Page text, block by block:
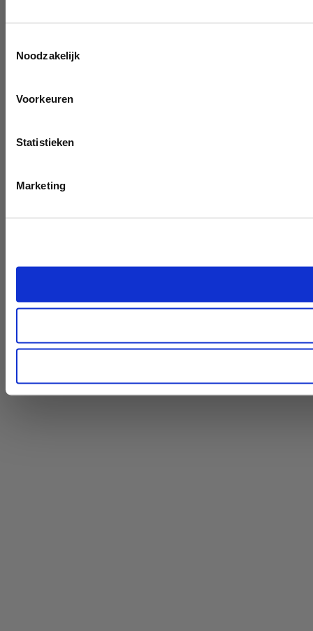
Noodzakelijk
Voorkeuren
Statistieken
Marketing